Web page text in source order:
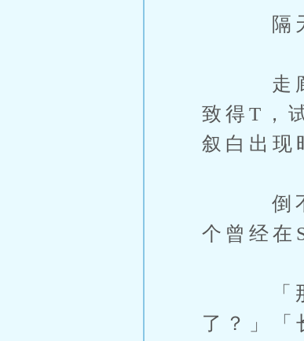
隔天，
走廊上
致得T，
叙白出现
倒不是
个曾经在
「那是
了？」「